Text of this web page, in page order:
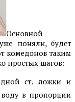
Основной
поняли, будет
комедонов таким
простых шагов:
ст. ложки и
в пропорции